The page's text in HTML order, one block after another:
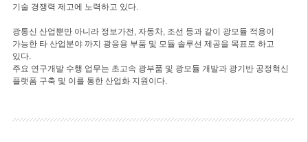
기술 경쟁력 제고에 노력하고 있다.
광통신 산업뿐만 아니라 정보가전, 자동차, 조선 등과 같이 광모듈 적용이
가능한 타 산업분야 까지 광응용 부품 및 모듈 솔루션 제공을 목표로 하고
있다.
주요 연구개발 수행 업무는 초고속 광부품 및 광모듈 개발과 광기반 공정혁신
플랫폼 구축 및 이를 통한 산업화 지원이다.